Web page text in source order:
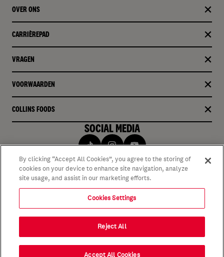
OVER ONS
CARRIÈREPAD
VRAGEN
VOORWAARDEN
COLLINS FOODS
SOCIAL MEDIA
By clicking “Accept All Cookies”, you agree to the storing of
cookies on your device to enhance site navigation, analyze
site usage, and assist in our marketing efforts.
Cookies Settings
Reject All
Accept All Cookies